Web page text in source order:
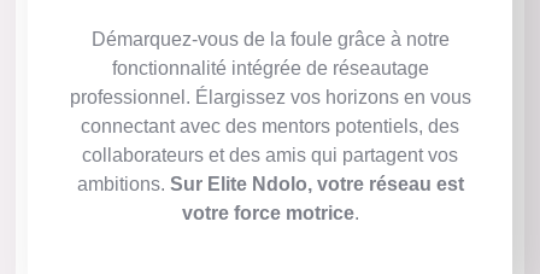
Démarquez-vous de la foule grâce à notre
fonctionnalité intégrée de réseautage
professionnel. Élargissez vos horizons en vous
connectant avec des mentors potentiels, des
collaborateurs et des amis qui partagent vos
ambitions. Sur Elite Ndolo, votre réseau est
votre force motrice.